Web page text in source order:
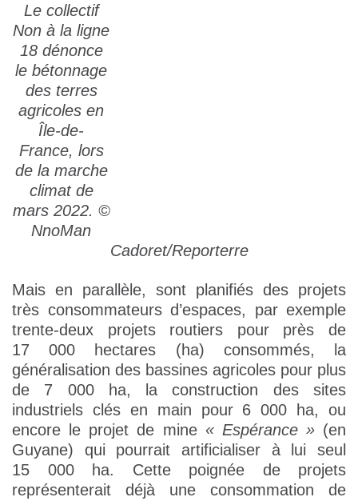
Le collectif
Non à la ligne
18 dénonce
le bétonnage
des terres
agricoles en
Île-de-
France, lors
de la marche
climat de
mars 2022. ©
NnoMan
Cadoret/Reporterre
Mais en parallèle, sont planifiés des projets
très consommateurs d’espaces, par exemple
trente-deux projets routiers pour près de
17 000 hectares (ha) consommés, la
généralisation des bassines agricoles pour plus
de 7 000 ha, la construction des sites
industriels clés en main pour 6 000 ha, ou
encore le projet de mine « Espérance »(en
Guyane) qui pourrait artificialiser à lui seul
15 000 ha. Cette poignée de projets
représenterait déjà une consommation de